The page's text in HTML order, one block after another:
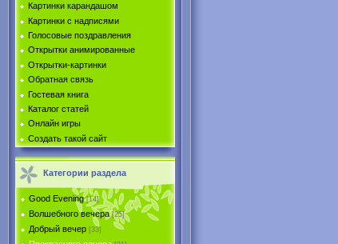
Картинки карандашом
Картинки с надписями
Голосовые поздравления
Открытки анимированные
Открытки-картинки
Обратная связь
Гостевая книга
Каталог статей
Онлайн игры
Создать такой сайт
Категории раздела
Good Evening [14]
Волшебного вечера [25]
Добрый вечер [33]